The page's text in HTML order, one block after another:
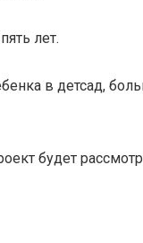
лет.
в детсад,
будет